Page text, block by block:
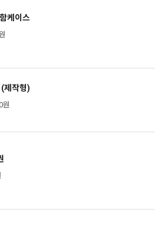
케이스
제작형)
원